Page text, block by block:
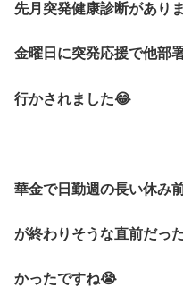
先月突発健康診断があり
金曜日に突発応援で他部
行かされました😂
華金で日勤週の長い休み
が終わりそうな直前だっ
かったですね😭